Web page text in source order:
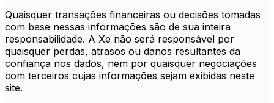
Quaisquer transações financeiras ou decisões tomadas
com base nessas informações são de sua inteira
responsabilidade. A Xe não será responsável por
quaisquer perdas, atrasos ou danos resultantes da
confiança nos dados, nem por quaisquer negociações
com terceiros cujas informações sejam exibidas neste
site.